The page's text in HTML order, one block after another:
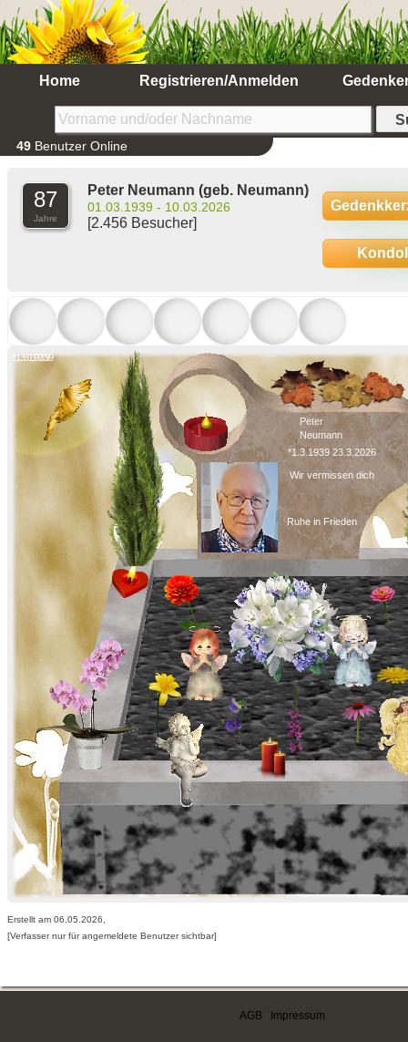
Home Registrieren/Anmelden
49 Benutzer Online
87
Jahre
Peter Neumann (geb. Neumann)
01.03.1939 - 10.03.2026
[2.456 Besucher]
Peter
Neumann
*1.3.1939
1.3.1939
Wir vermissen dich
Ruhe in Frieden
*1.3.1939 23.3.2026
Erstellt am 06.05.2026,
[Verfasser nur für angemeldete Benutzer sichtbar]
AGB Impressum